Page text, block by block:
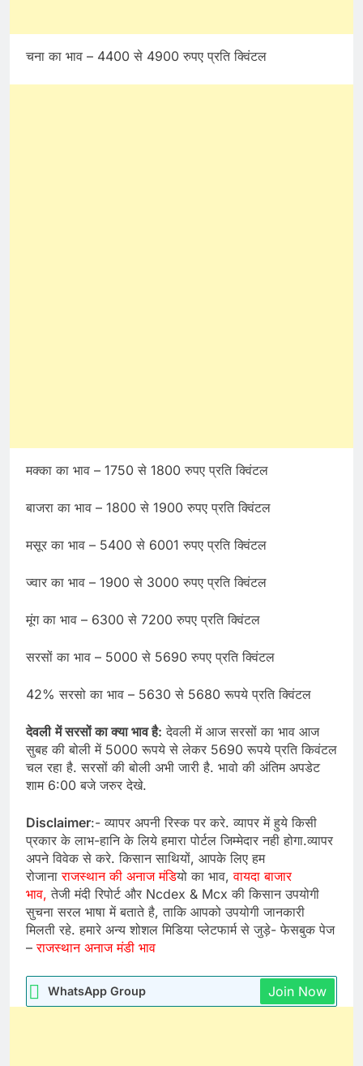
चना का भाव – 4400 से 4900 रुपए प्रति क्विंटल
मक्का का भाव – 1750 से 1800 रुपए प्रति क्विंटल
बाजरा का भाव – 1800 से 1900 रुपए प्रति क्विंटल
मसूर का भाव – 5400 से 6001 रुपए प्रति क्विंटल
ज्वार का भाव – 1900 से 3000 रुपए प्रति क्विंटल
मूंग का भाव – 6300 से 7200 रुपए प्रति क्विंटल
सरसों का भाव – 5000 से 5690 रुपए प्रति क्विंटल
42% सरसो का भाव – 5630 से 5680 रूपये प्रति क्विंटल
देवली में सरसों का क्या भाव है: देवली में आज सरसों का भाव आज
सुबह की बोली में 5000 रूपये से लेकर 5690 रूपये प्रति किवंटल
चल रहा है. सरसों की बोली अभी जारी है. भावो की अंतिम अपडेट
शाम 6:00 बजे जरुर देखे.
Disclaimer:- व्यापर अपनी रिस्क पर करे. व्यापर में हुये किसी
प्रकार के लाभ-हानि के लिये हमारा पोर्टल जिम्मेदार नही होगा.व्यापर
अपने विवेक से करे. किसान साथियों, आपके लिए हम
रोजानाराजस्थान की अनाज मंडियो का भाव, वायदा बाजार
भाव, तेजी मंदी रिपोर्ट और Ncdex & Mcx की किसान उपयोगी
सुचना सरल भाषा में बताते है, ताकि आपको उपयोगी जानकारी
मिलती रहे. हमारे अन्य शोशल मिडिया प्लेटफार्म से जुड़े- फेसबुक पेज
–राजस्थान अनाज मंडी भाव
WhatsApp Group Join Now